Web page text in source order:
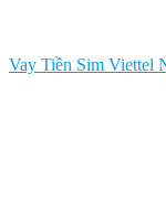
Vay Tiền Sim Viettel